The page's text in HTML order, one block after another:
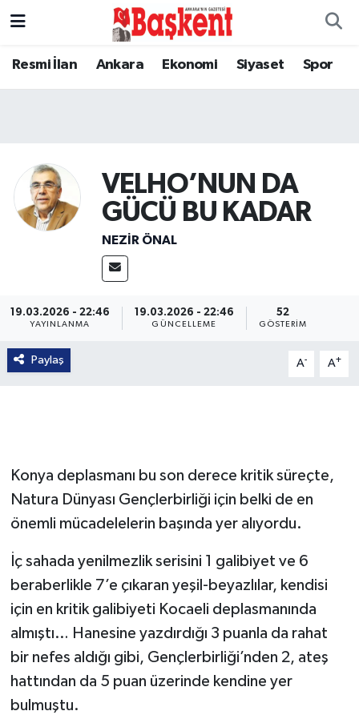
Resmi İlan Ankara Ekonomi Siyaset Spor
VELHO’NUN DA
GÜCÜ BU KADAR
NEZIR ÖNAL
19.03.2026 - 22:46
YAYINLANMA
19.03.2026 - 22:46
GÜNCELLEME
52
GÖSTERIM
Paylaş A- A+
Konya deplasmanı bu son derece kritik süreçte,
Natura Dünyası Gençlerbirliği için belki de en
önemli mücadelelerin başında yer alıyordu.
İç sahada yenilmezlik serisini 1 galibiyet ve 6
beraberlikle 7’e çıkaran yeşil-beyazlılar, kendisi
için en kritik galibiyeti Kocaeli deplasmanında
almıştı… Hanesine yazdırdığı 3 puanla da rahat
bir nefes aldığı gibi, Gençlerbirliği’nden 2, ateş
hattından da 5 puan üzerinde kendine yer
bulmuştu.